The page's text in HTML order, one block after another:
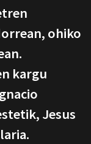
ohiko
kargu
Jesus